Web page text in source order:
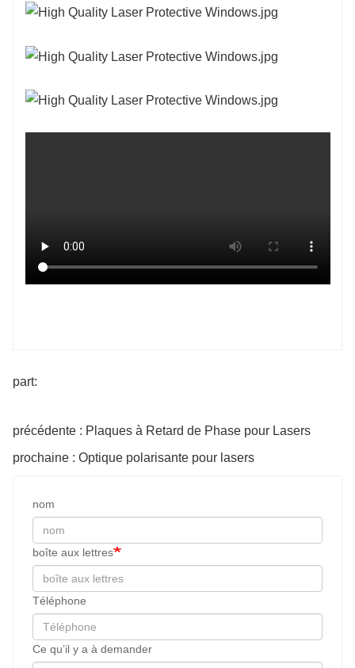
part:
précédente : Plaques à Retard de Phase pour Lasers
prochaine : Optique polarisante pour lasers
nom
boîte aux lettres
Téléphone
Ce qu’il y a à demander